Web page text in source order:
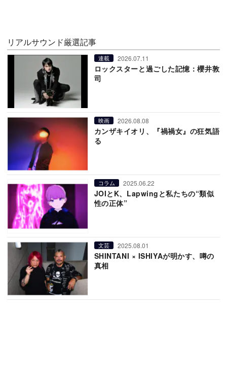
リアルサウンド厳選記事
連載 2026.07.11
ロックスターと過ごした記憶：櫻井敦
司
映画 2026.08.08
カンザキイオリ、『禍禍女』の狂気語
る
コラム 2025.06.22
JOIとK、Lapwingと私たちの“類似
性の正体”
文芸 2025.08.01
SHINTANI × ISHIYAが明かす、噂の
真相